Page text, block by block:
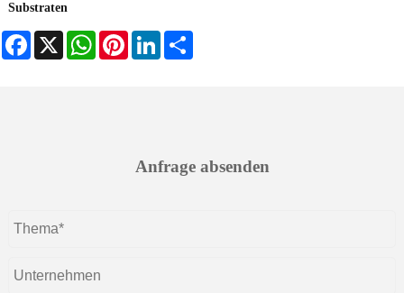
Substraten
Facebook
X WhatsAppPinterestLinkedIn
Anfrage absenden